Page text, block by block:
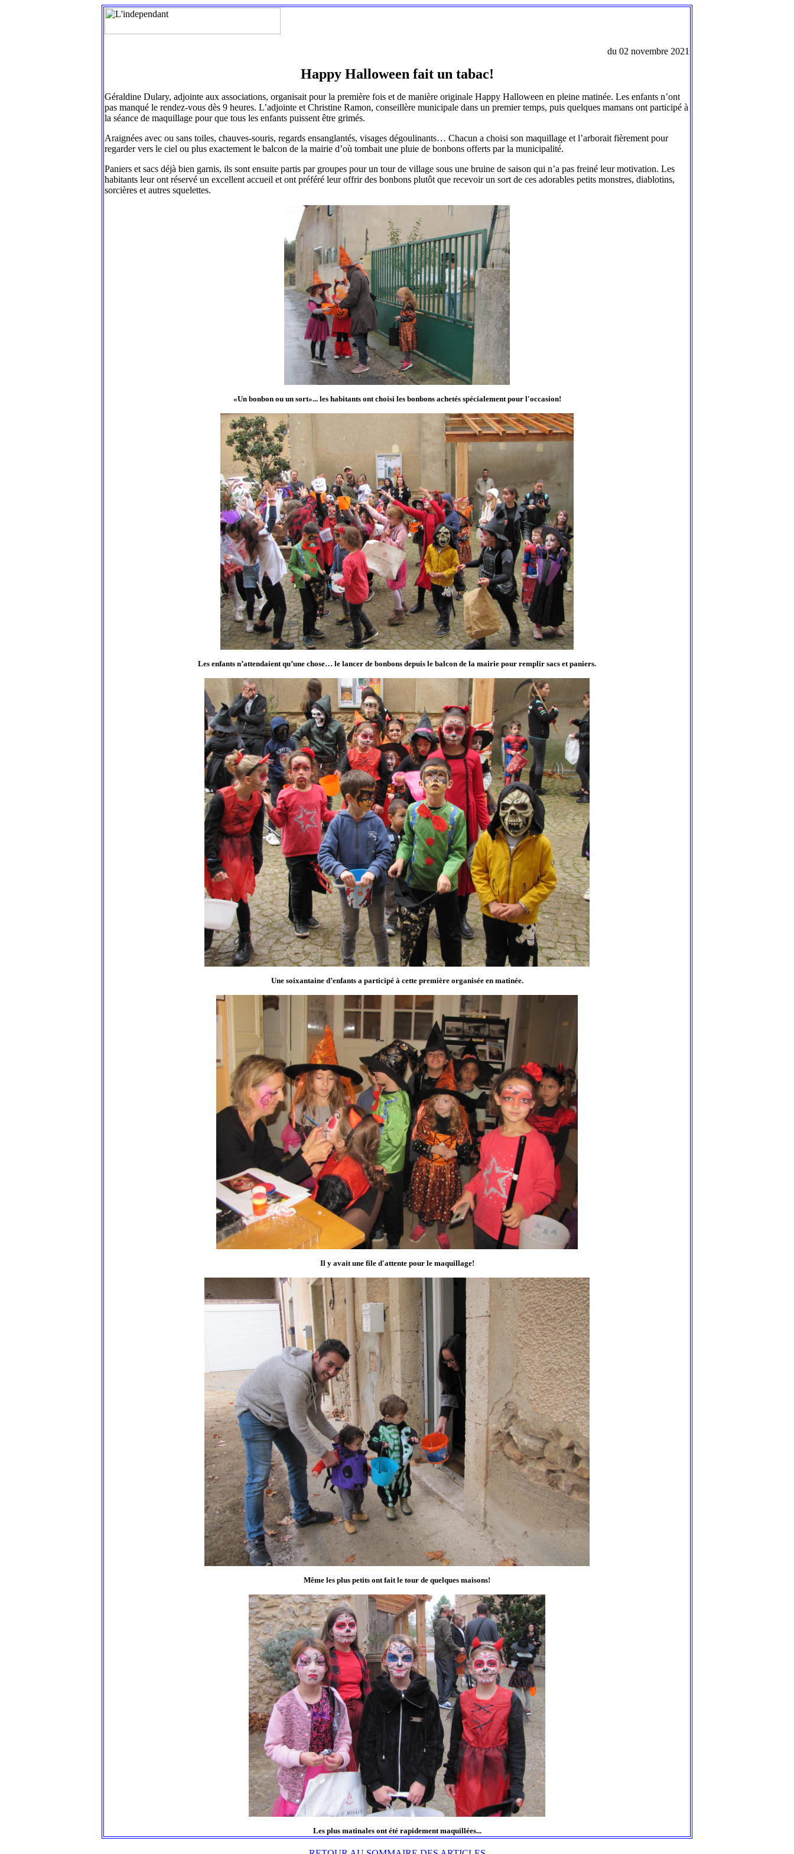
du 02 novembre 2021
Happy Halloween fait un tabac!
Géraldine Dulary, adjointe aux associations, organisait pour la première fois et de manière originale Happy Halloween en pleine matinée. Les enfants n’ont
pas manqué le rendez-vous dès 9 heures. L’adjointe et Christine Ramon, conseillère municipale dans un premier temps, puis quelques mamans ont participé à
la séance de maquillage pour que tous les enfants puissent être grimés.
Araignées avec ou sans toiles, chauves-souris, regards ensanglantés, visages dégoulinants… Chacun a choisi son maquillage et l’arborait fièrement pour
regarder vers le ciel ou plus exactement le balcon de la mairie d’où tombait une pluie de bonbons offerts par la municipalité.
Paniers et sacs déjà bien garnis, ils sont ensuite partis par groupes pour un tour de village sous une bruine de saison qui n’a pas freiné leur motivation. Les
habitants leur ont réservé un excellent accueil et ont préféré leur offrir des bonbons plutôt que recevoir un sort de ces adorables petits monstres, diablotins,
sorcières et autres squelettes.
«Un bonbon ou un sort»... les habitants ont choisi les bonbons achetés spécialement pour l'occasion!
Les enfants n’attendaient qu’une chose… le lancer de bonbons depuis le balcon de la mairie pour remplir sacs et paniers.
Une soixantaine d’enfants a participé à cette première organisée en matinée.
Il y avait une file d'attente pour le maquillage!
Même les plus petits ont fait le tour de quelques maisons!
Les plus matinales ont été rapidement maquillées...